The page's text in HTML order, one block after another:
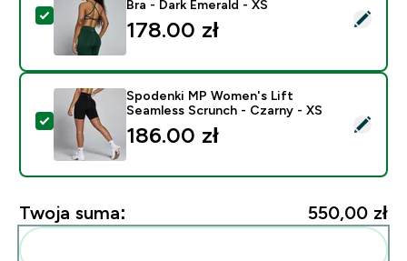
Wybierz ten produkt - MP Women's Lift Seamless
Bra - Dark Emerald - XS
178.00 zł‎
Wybierz ten produkt - Spodenki MP Women's Lift
Spodenki MP Women's Lift
Seamless Scrunch - Czarny - XS
186.00 zł‎
Twoja suma: 550,00 zł‎